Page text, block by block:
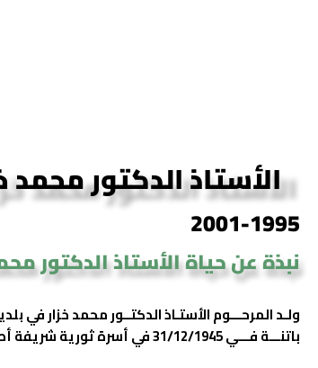
الأستاذ الدكتور محمد
2001-1995
نبذة عن حياة الأستاذ الدكتور
ولـد المرحـــوم الأستـاذ الدكتــور محمد خزار في
باتنـــة فـــي 31/12/1945 في أسرة ثورية شريفة أصيلة.